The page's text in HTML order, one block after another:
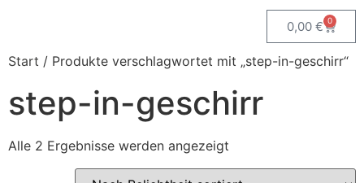
0,00 € 0
Start / Produkte verschlagwortet mit „step-in-geschirr“
step-in-geschirr
Alle 2 Ergebnisse werden angezeigt